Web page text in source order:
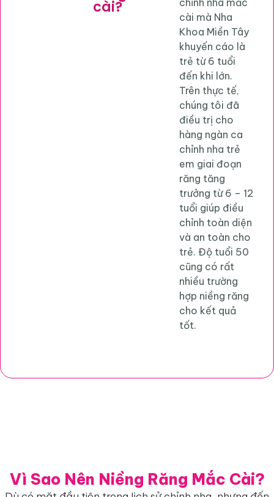
cài?
cài mà Nha
Khoa Miền Tây
khuyến cáo là
trẻ từ 6 tuổi
đến khi lớn.
Trên thực tế,
chúng tôi đã
điều trị cho
hàng ngàn ca
chỉnh nha trẻ
em giai đoạn
răng tăng
trưởng từ 6 – 12
tuổi giúp điều
chỉnh toàn diện
và an toàn cho
trẻ. Độ tuổi 50
cũng có rất
nhiều trường
hợp niềng răng
cho kết quả
tốt.
Vì Sao Nên Niềng Răng Mắc Cài?